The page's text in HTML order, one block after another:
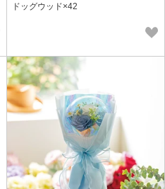
ドッグウッド×42